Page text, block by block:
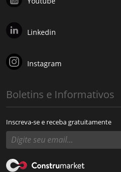
Linkedin
Instagram
Boletins e Informativos
Inscreva-se e receba gratuitamente